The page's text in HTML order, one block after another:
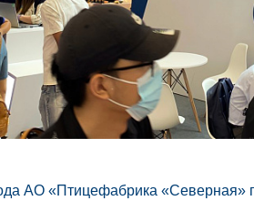
АО «Птицефабрика «Северная»